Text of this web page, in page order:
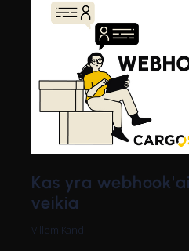
Kas yra
veikia
Villem Känd